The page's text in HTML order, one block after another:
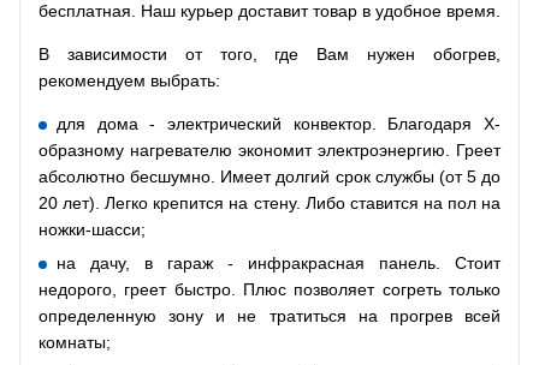
бесплатная. Наш курьер доставит товар в удобное время.
В зависимости от того, где Вам нужен обогрев,
рекомендуем выбрать:
для дома - электрический конвектор. Благодаря Х-
образному нагревателю экономит электроэнергию. Греет
абсолютно бесшумно. Имеет долгий срок службы (от 5 до
20 лет). Легко крепится на стену. Либо ставится на пол на
ножки-шасси;
на дачу, в гараж - инфракрасная панель. Стоит
недорого, греет быстро. Плюс позволяет согреть только
определенную зону и не тратиться на прогрев всей
комнаты;